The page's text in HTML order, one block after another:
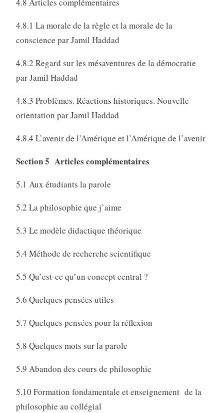
4.8.1 La morale de la règle et la morale de la
conscience par Jamil Haddad
4.8.2 Regard sur les mésaventures de la démocratie
par Jamil Haddad
4.8.3 Problèmes. Réactions historiques. Nouvelle
orientation par Jamil Haddad
4.8.4 L’avenir de l’Amérique et l’Amérique de l’avenir
Section 5 Articles complémentaires
5.1 Aux étudiants la parole
5.2 La philosophie que j’aime
5.3 Le modèle didactique théorique
5.4 Méthode de recherche scientifique
5.5 Qu’est-ce qu’un concept central ?
5.6 Quelques pensées utiles
5.7 Quelques pensées pour la réflexion
5.8 Quelques mots sur la parole
5.9 Abandon des cours de philosophie
5.10 Formation fondamentale et enseignement de la
philosophie au collégial